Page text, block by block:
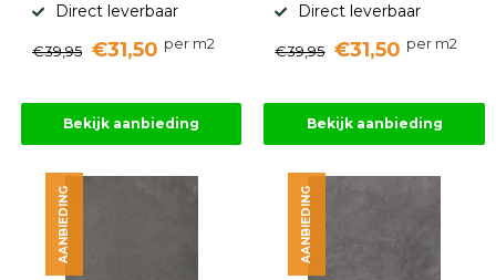
Direct leverbaar
€39,95 €31,50 per m2
Bekijk aanbieding
Direct leverbaar
€39,95 €31,50 per m2
Bekijk aanbieding
AANBIEDING AANBIEDING